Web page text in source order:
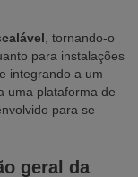
, tornando-o
para instalações
integrando a um
uma plataforma de
para se
geral da